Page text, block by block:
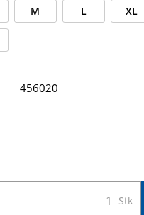
M L XL
456020